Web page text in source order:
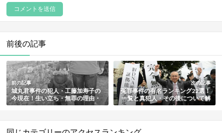
前後の記事
前の記事
城丸君事件の犯人・工藤加寿子の
今現在！生い立ち・無罪の理由・
判決などその後も総まとめ
次の記事
冤罪事件の有名ランキング22選！
一覧と真犯人・その後について解
説【最新版】